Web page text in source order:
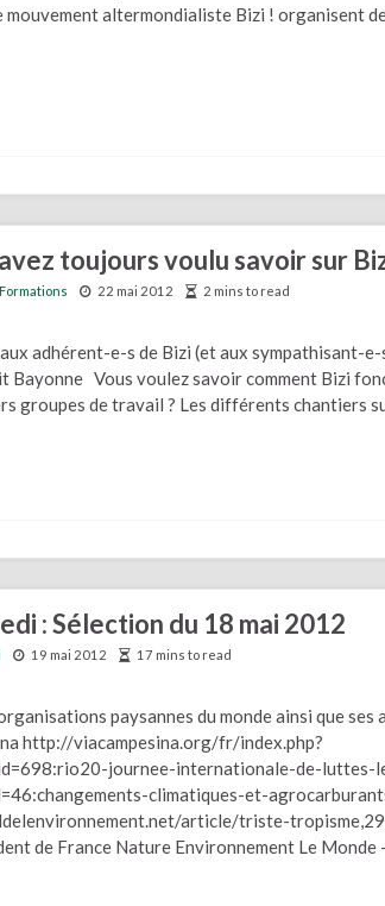
altermondialiste Bizi ! organisent
toujours voulu savoir sur
22 mai 2012 2 mins to read
adhérent-e-s de Bizi (et aux sympathisant-
Bayonne Vous voulez savoir comment Bizi
groupes de travail ? Les différents chantiers
: Sélection du 18 mai 2012
19 mai 2012 17 mins to read
paysannes du monde ainsi que
http://viacampesina.org/fr/index.php?
journee-internationale-de-luttes-
climatiques-et-
article/triste-
de France Nature Environnement Le Monde